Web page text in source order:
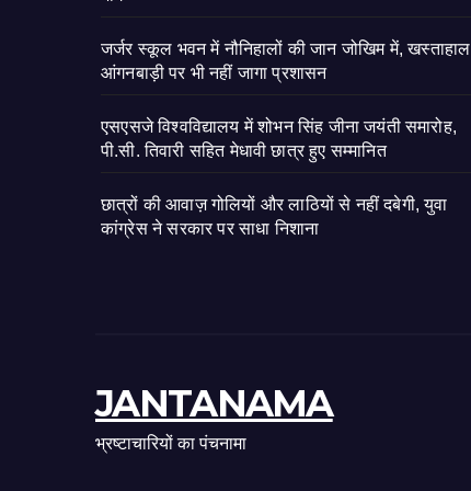
जर्जर स्कूल भवन में नौनिहालों की जान जोखिम में, खस्ताहाल
आंगनबाड़ी पर भी नहीं जागा प्रशासन
एसएसजे विश्वविद्यालय में शोभन सिंह जीना जयंती समारोह,
पी.सी. तिवारी सहित मेधावी छात्र हुए सम्मानित
छात्रों की आवाज़ गोलियों और लाठियों से नहीं दबेगी, युवा
कांग्रेस ने सरकार पर साधा निशाना
JANTANAMA
भ्रष्टाचारियों का पंचनामा